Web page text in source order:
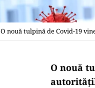
O nouă tulpină de Covid-19
O nouă